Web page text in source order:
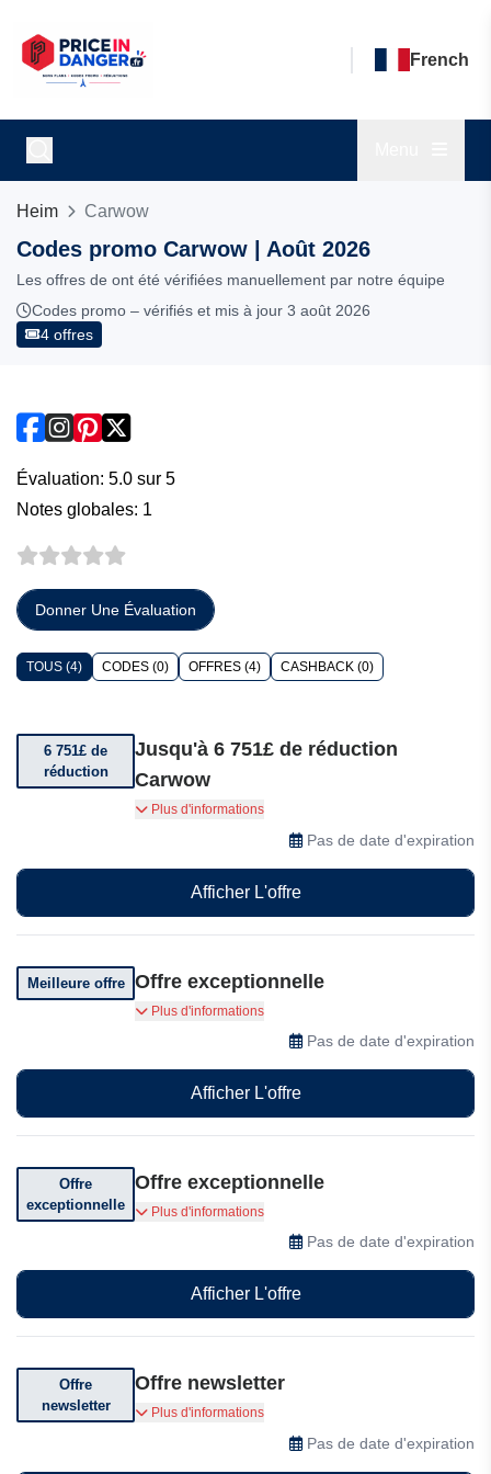
French
Heim Carwow
Codes promo Carwow | Août 2026
Les offres de ont été vérifiées manuellement par notre équipe
Codes promo – vérifiés et mis à jour 3 août 2026
4 offres
Évaluation: 5.0 sur 5
Notes globales: 1
Donner Une Évaluation
TOUS (4) CODES (0) OFFRES (4) CASHBACK (0)
6 751£ de
réduction
Jusqu'à 6 751£ de réduction
Carwow
Jusqu'à 6 751£ de réduction sur le prix public
Plus d'informations
Pas de date d'expiration
Afficher L'offre
Meilleure offre Offre exceptionnelle
Profitez d'offres exceptionnelles
Plus d'informations
Pas de date d'expiration
Afficher L'offre
Offre
exceptionnelle
Offre exceptionnelle
Bénéficiez de prix incroyables
Plus d'informations
Pas de date d'expiration
Afficher L'offre
Offre
newsletter
Offre newsletter
Abonnez-vous pour recevoir des offres
Plus d'informations
Pas de date d'expiration